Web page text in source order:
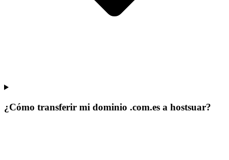
¿Cómo transferir mi dominio .com.es a hostsuar?